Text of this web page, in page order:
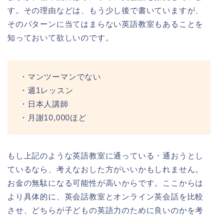
す。その理由などは、もう少し後で書いていますが、
そのパターンに当てはまらない英語教室もあることを
知っておいて欲しいのです。
・マンツーマンでない
・週1レッスン
・日本人講師
・月謝10,000ほど
もし上記のような英語教室に通っている・通おうとし
ているなら、考えなおした方がいいかもしれません。
お金の無駄になる可能性が高いからです。ここからは
より具体的に、英会話教室とオンライン英会話を比較
させ、どちらが子どもの英語力のために良いのかを考